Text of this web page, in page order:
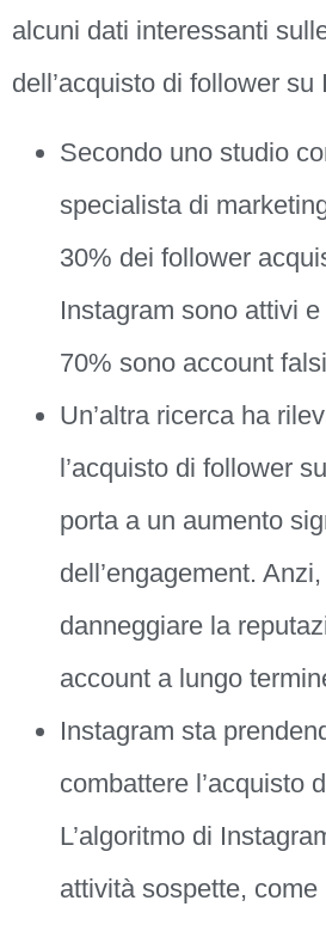
alcuni dati interessanti
dell’acquisto di follower su
Secondo uno studio
specialista di
30% dei follower
Instagram sono attivi
70% sono account
Un’altra ricerca ha
l’acquisto di follower
porta a un aumento
dell’engagement.
danneggiare la
account a lungo
Instagram sta
combattere l’acquisto
L’algoritmo di
attività sospette, come